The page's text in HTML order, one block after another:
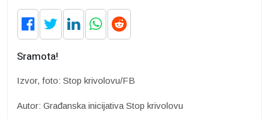
Sramota!
Izvor, foto: Stop krivolovu/FB
Autor: Građanska inicijativa Stop krivolovu